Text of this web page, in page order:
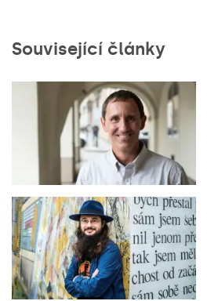
Související články